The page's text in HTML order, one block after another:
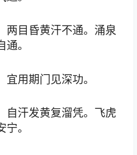
目昏黄汗不通。涌泉
。
用期门见深功。
汗发黄复溜凭。飞虎
。